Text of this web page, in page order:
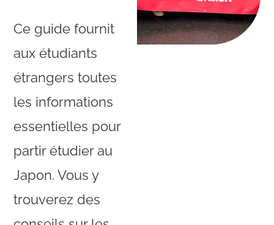
Ce guide fournit
aux étudiants
étrangers toutes
les informations
essentielles pour
partir étudier au
Japon. Vous y
trouverez des